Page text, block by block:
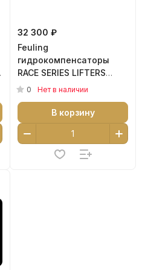
32 300 ₽
Feuling
гидрокомпенсаторы
RACE SERIES LIFTERS
Oversize +.0015 OD для
артикул 4019
0 Нет в наличии
В корзину